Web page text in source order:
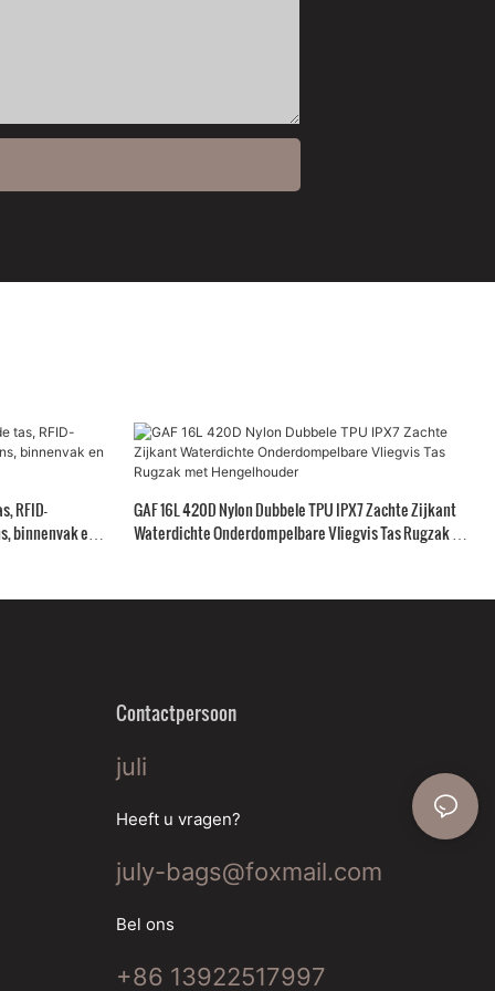
RFID-
binnenvak en
GAF 16L 420D Nylon Dubbele TPU IPX7 Zachte Zijkant
Waterdichte Onderdompelbare Vliegvis Tas Rugzak met
Contactpersoon
juli
Heeft u vragen?
july-bags@foxmail.com
Bel ons
+86 13922517997